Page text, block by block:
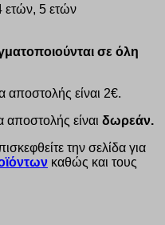
ετών, 5 ετών
σε όλη
είναι 2€.
είναι δωρεάν.
την σελίδα για
καθώς και τους